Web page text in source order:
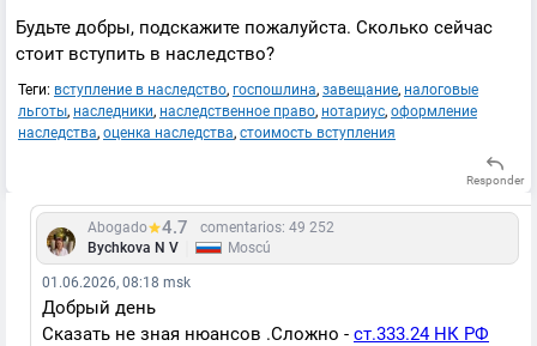
Будьте добры, подскажите пожалуйста. Сколько сейчас
стоит вступить в наследство?
Теги: вступление в наследство, госпошлина, завещание, налоговые
льготы, наследники, наследственное право, нотариус, оформление
наследства, оценка наследства, стоимость вступления
Responder
Abogado 4.7
comentarios: 49 252
Bychkova N V
Moscú
01.06.2026, 08:18 msk
Добрый день
Сказать не зная нюансов .Сложно - ст.333.24 НК РФ